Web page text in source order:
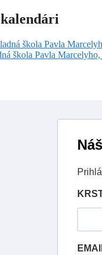
škola Pavla
škola Pavla